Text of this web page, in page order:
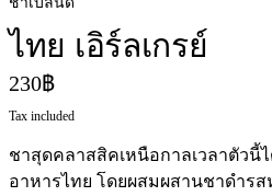
ไทย เอิร์ลเกรย์
230฿
Tax included
ชาสุดคลาสสิคเหนือกาลเวลาตัวนี้
อาหารไทย โดยผสมผสานชาดำร